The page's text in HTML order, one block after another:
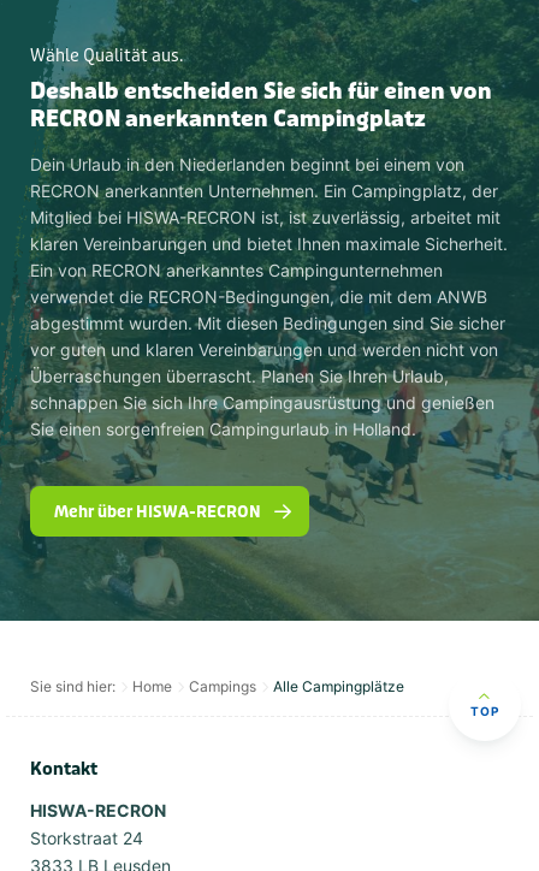
Wähle Qualität aus.
Deshalb entscheiden Sie sich für einen von
RECRON anerkannten Campingplatz
Dein Urlaub in den Niederlanden beginnt bei einem von
RECRON anerkannten Unternehmen. Ein Campingplatz, der
Mitglied bei HISWA-RECRON ist, ist zuverlässig, arbeitet mit
klaren Vereinbarungen und bietet Ihnen maximale Sicherheit.
Ein von RECRON anerkanntes Campingunternehmen
verwendet die RECRON-Bedingungen, die mit dem ANWB
abgestimmt wurden. Mit diesen Bedingungen sind Sie sicher
vor guten und klaren Vereinbarungen und werden nicht von
Überraschungen überrascht. Planen Sie Ihren Urlaub,
schnappen Sie sich Ihre Campingausrüstung und genießen
Sie einen sorgenfreien Campingurlaub in Holland.
Mehr über HISWA-RECRON
Sie sind hier: Home Campings Alle Campingplätze
TOP
Kontakt
HISWA-RECRON
Storkstraat 24
3833 LB Leusden